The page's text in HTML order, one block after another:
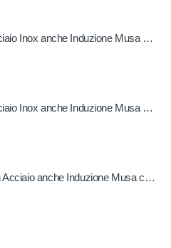
Pentola in Acciaio Inox anche Induzione Musa 22 cm
Pentola in Acciaio Inox anche Induzione Musa 24 cm
Casseruola in Acciaio anche Induzione Musa con due Manici 24 cm